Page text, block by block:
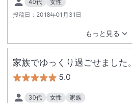
40代
女性
投稿日： 2018年01月31日
もっと見る
家族でゆっくり過ごせました。
5.0
30代 女性
家族